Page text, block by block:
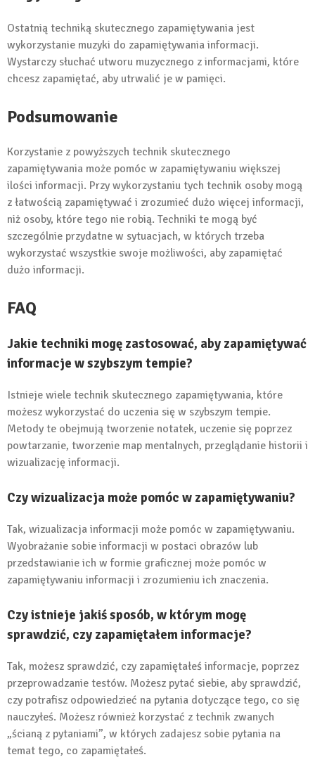
Ostatnią techniką skutecznego zapamiętywania jest
wykorzystanie muzyki do zapamiętywania informacji.
Wystarczy słuchać utworu muzycznego z informacjami, które
chcesz zapamiętać, aby utrwalić je w pamięci.
Podsumowanie
Korzystanie z powyższych technik skutecznego
zapamiętywania może pomóc w zapamiętywaniu większej
ilości informacji. Przy wykorzystaniu tych technik osoby mogą
z łatwością zapamiętywać i zrozumieć dużo więcej informacji,
niż osoby, które tego nie robią. Techniki te mogą być
szczególnie przydatne w sytuacjach, w których trzeba
wykorzystać wszystkie swoje możliwości, aby zapamiętać
dużo informacji.
FAQ
Jakie techniki mogę zastosować, aby zapamiętywać
informacje w szybszym tempie?
Istnieje wiele technik skutecznego zapamiętywania, które
możesz wykorzystać do uczenia się w szybszym tempie.
Metody te obejmują tworzenie notatek, uczenie się poprzez
powtarzanie, tworzenie map mentalnych, przeglądanie historii i
wizualizację informacji.
Czy wizualizacja może pomóc w zapamiętywaniu?
Tak, wizualizacja informacji może pomóc w zapamiętywaniu.
Wyobrażanie sobie informacji w postaci obrazów lub
przedstawianie ich w formie graficznej może pomóc w
zapamiętywaniu informacji i zrozumieniu ich znaczenia.
Czy istnieje jakiś sposób, w którym mogę
sprawdzić, czy zapamiętałem informacje?
Tak, możesz sprawdzić, czy zapamiętałeś informacje, poprzez
przeprowadzanie testów. Możesz pytać siebie, aby sprawdzić,
czy potrafisz odpowiedzieć na pytania dotyczące tego, co się
nauczyłeś. Możesz również korzystać z technik zwanych
„ścianą z pytaniami”, w których zadajesz sobie pytania na
temat tego, co zapamiętałeś.